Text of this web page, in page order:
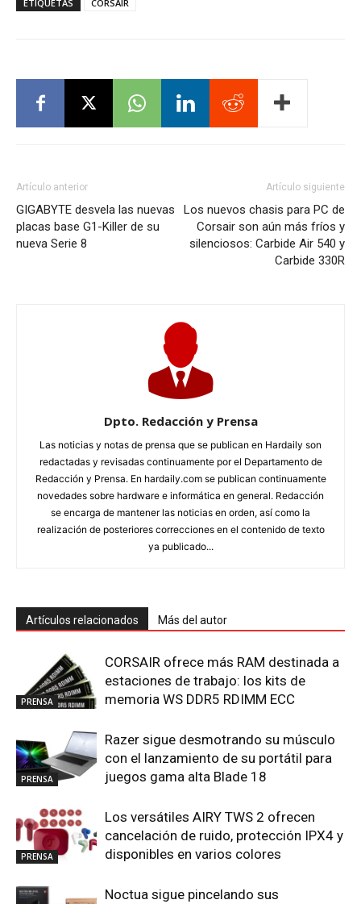
ETIQUETAS CORSAIR
Artículo anterior
GIGABYTE desvela las nuevas
placas base G1-Killer de su
nueva Serie 8
Artículo siguiente
Los nuevos chasis para PC de
Corsair son aún más fríos y
silenciosos: Carbide Air 540 y
Carbide 330R
Dpto. Redacción y Prensa
Las noticias y notas de prensa que se publican en Hardaily son
redactadas y revisadas continuamente por el Departamento de
Redacción y Prensa. En hardaily.com se publican continuamente
novedades sobre hardware e informática en general. Redacción
se encarga de mantener las noticias en orden, así como la
realización de posteriores correcciones en el contenido de texto
ya publicado...
Artículos relacionados Más del autor
PRENSA
CORSAIR ofrece más RAM destinada a
estaciones de trabajo: los kits de
memoria WS DDR5 RDIMM ECC
PRENSA
Razer sigue desmotrando su músculo
con el lanzamiento de su portátil para
juegos gama alta Blade 18
PRENSA
Los versátiles AIRY TWS 2 ofrecen
cancelación de ruido, protección IPX4 y
disponibles en varios colores
Noctua sigue pincelando sus